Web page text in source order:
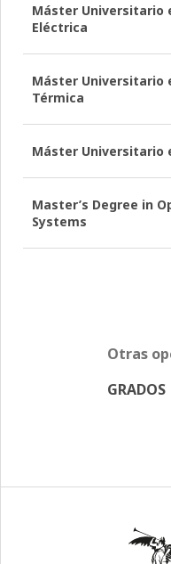
Máster Universitario
Eléctrica
Máster Universitario
Térmica
Máster Universitario
Master’s Degree in
Systems
Otras
GRADOS